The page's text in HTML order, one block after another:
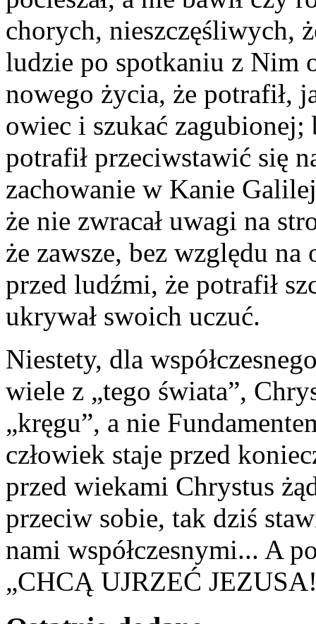
chorych, nieszczęśliwych,
ludzie po spotkaniu z Nim
nowego życia, że potrafił,
owiec i szukać
potrafił przeciwstawić się
zachowanie w Kanie
że nie zwracał uwagi na
że zawsze, bez względu na
przed ludźmi, że potrafił
ukrywał swoich uczuć.
Niestety, dla
wiele z „tego świata”,
„kręgu”, a nie
człowiek staje przed
przed wiekami Chrystus
przeciw sobie, tak dziś
nami współczesnymi... A
„CHCĄ UJRZEĆ